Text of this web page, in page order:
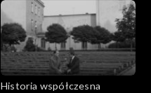
Dolnego Śląska w latach
1945-1948
Historia współczesna